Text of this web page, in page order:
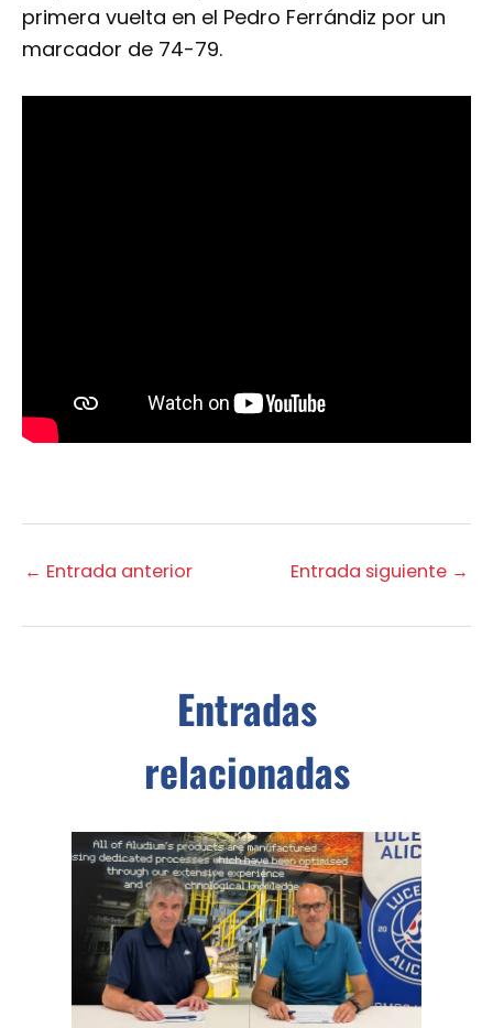
primera vuelta en el Pedro Ferrándiz por un
marcador de 74-79.
← Entrada anterior Entrada siguiente →
Entradas
relacionadas